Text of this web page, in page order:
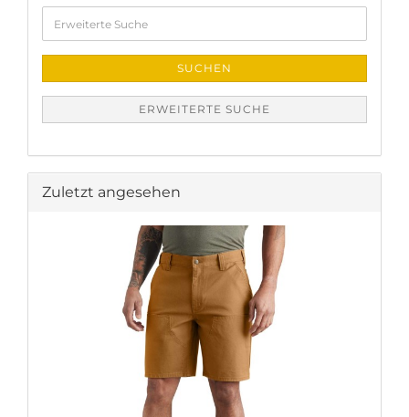
Suche
SUCHEN
ERWEITERTE SUCHE
Zuletzt angesehen